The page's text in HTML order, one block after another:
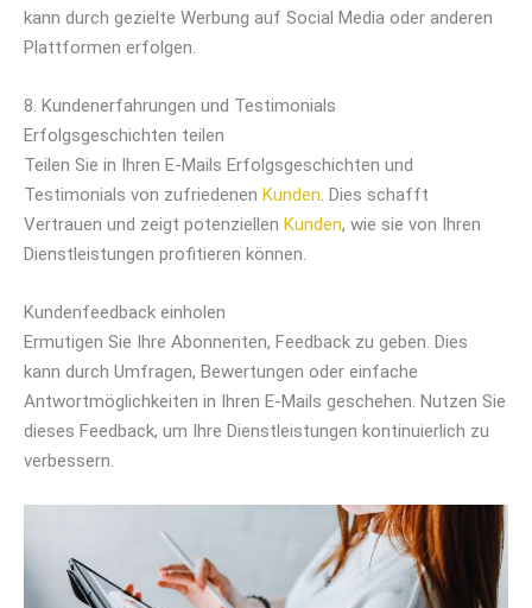
kann durch gezielte Werbung auf Social Media oder anderen
Plattformen erfolgen.
8. Kundenerfahrungen und Testimonials
Erfolgsgeschichten teilen
Teilen Sie in Ihren E-Mails Erfolgsgeschichten und
Testimonials von zufriedenen Kunden. Dies schafft
Vertrauen und zeigt potenziellen Kunden, wie sie von Ihren
Dienstleistungen profitieren können.
Kundenfeedback einholen
Ermutigen Sie Ihre Abonnenten, Feedback zu geben. Dies
kann durch Umfragen, Bewertungen oder einfache
Antwortmöglichkeiten in Ihren E-Mails geschehen. Nutzen Sie
dieses Feedback, um Ihre Dienstleistungen kontinuierlich zu
verbessern.